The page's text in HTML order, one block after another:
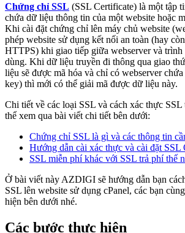
Chứng chỉ SSL (SSL Certificate) là một tập
chứa dữ liệu thông tin của một website hoặc
Khi cài đặt chứng chỉ lên máy chủ website
phép website sử dụng kết nối an toàn (hay
HTTPS) khi giao tiếp giữa webserver và trình
dùng. Khi dữ liệu truyền đi thông qua giao
liệu sẽ được mã hóa và chỉ có webserver
key) thì mới có thể giải mã được dữ liệu này.
Chi tiết về các loại SSL và cách xác thực SSL
thể xem qua bài viết chi tiết bên dưới:
Chứng chỉ SSL là gì và các thông tin
Hướng dẫn cài xác thực và cài đặt SSL
SSL miễn phí khác với SSL trả phí thế
Ở bài viết này AZDIGI sẽ hướng dẫn bạn
SSL lên website sử dụng cPanel, các bạn
hiện bên dưới nhé.
Các bước thực hiện